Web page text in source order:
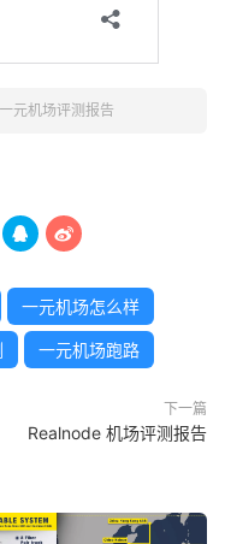
一元机场评测报告
 
一元机场怎么样
一元机场跑路
下一篇
Realnode 机场评测报告